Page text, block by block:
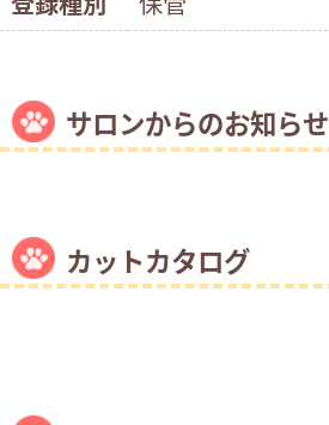
サロンからのお知らせ
カットカタログ